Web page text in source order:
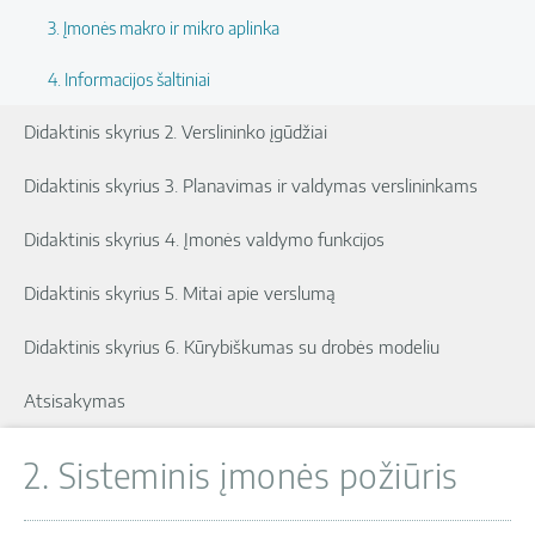
3. Įmonės makro ir mikro aplinka
4. Informacijos šaltiniai
Didaktinis skyrius 2. Verslininko įgūdžiai
Didaktinis skyrius 3. Planavimas ir valdymas verslininkams
Didaktinis skyrius 4. Įmonės valdymo funkcijos
Didaktinis skyrius 5. Mitai apie verslumą
Didaktinis skyrius 6. Kūrybiškumas su drobės modeliu
Atsisakymas
2. Sisteminis įmonės požiūris